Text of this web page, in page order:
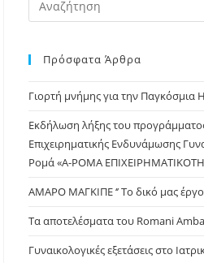
Πρόσφατα Άρθρα
Γιορτή μνήμης για την Παγκόσμια
Εκδήλωση λήξης του
Επιχειρηματικής Ενδυνάμωσης
Ρομά «Α-ΡΟΜΑ
ΑΜΑΡΟ ΜΑΓΚΙΠΕ ‘’ Το δικό μας
Τα αποτελέσματα του Romani
Γυναικολογικές εξετάσεις στο